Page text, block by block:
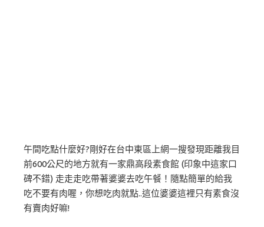
午間吃點什麼好?剛好在台中東區上網一搜發現距離我目
前600公尺的地方就有一家鼎高段素食館 (印象中這家口
碑不錯) 走走走吃帶著婆婆去吃午餐！隨點簡單的給我
吃不要有肉喔，你想吃肉就點..這位婆婆這裡只有素食沒
有賣肉好嘛!